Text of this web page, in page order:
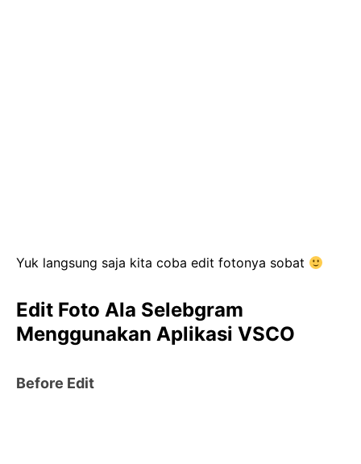
Yuk langsung saja kita coba edit fotonya sobat
Edit Foto Ala Selebgram
Menggunakan Aplikasi VSCO
Before Edit